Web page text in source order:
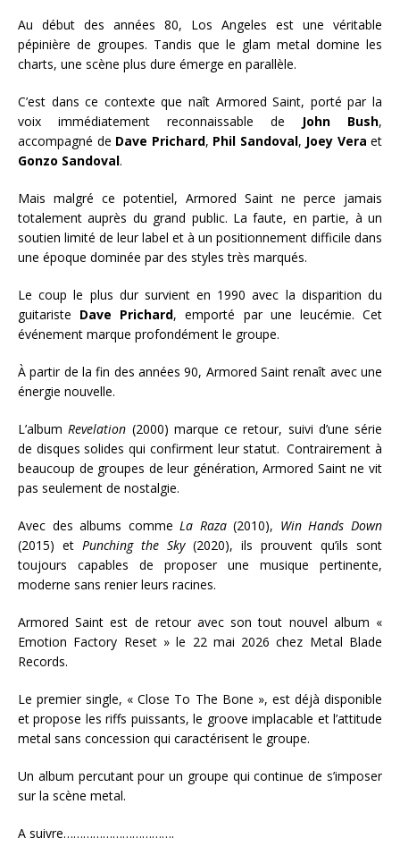
Au début des années 80, Los Angeles est une véritable
pépinière de groupes. Tandis que le glam metal domine les
charts, une scène plus dure émerge en parallèle.
C’est dans ce contexte que naît Armored Saint, porté par la
voix immédiatement reconnaissable de
John Bush,
accompagné de Dave Prichard, Phil Sandoval, Joey Vera et
Gonzo Sandoval.
Mais malgré ce potentiel, Armored Saint ne perce jamais
totalement auprès du grand public. La faute, en partie, à un
soutien limité de leur label et à un positionnement difficile dans
une époque dominée par des styles très marqués.
Le coup le plus dur survient en 1990 avec la disparition du
guitariste Dave Prichard, emporté par une leucémie. Cet
événement marque profondément le groupe.
À partir de la fin des années 90, Armored Saint renaît avec une
énergie nouvelle.
L’albumRevelation (2000) marque ce retour, suivi d’une série
de disques solides qui confirment leur statut. Contrairement à
beaucoup de groupes de leur génération, Armored Saint ne vit
pas seulement de nostalgie.
Avec des albums commeLa Raza(2010), Win Hands Down
(2015) et Punching the Sky(2020), ils prouvent qu’ils sont
toujours capables de proposer une musique pertinente,
moderne sans renier leurs racines.
Armored Saint est de retour avec son tout nouvel album «
Emotion Factory Reset » le 22 mai 2026 chez Metal Blade
Records.
Le premier single, « Close To The Bone », est déjà disponible
et propose les riffs puissants, le groove implacable et l’attitude
metal sans concession qui caractérisent le groupe.
Un album percutant pour un groupe qui continue de s’imposer
sur la scène metal.
A suivre…………………………….